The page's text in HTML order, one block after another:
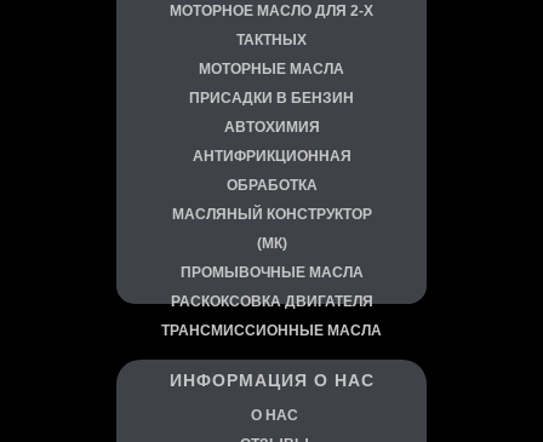
МОТОРНОЕ МАСЛО ДЛЯ 2-Х
ТАКТНЫХ
МОТОРНЫЕ МАСЛА
ПРИСАДКИ В БЕНЗИН
АВТОХИМИЯ
АНТИФРИКЦИОННАЯ
ОБРАБОТКА
МАСЛЯНЫЙ КОНСТРУКТОР
(МК)
ПРОМЫВОЧНЫЕ МАСЛА
РАСКОКСОВКА ДВИГАТЕЛЯ
ТРАНСМИССИОННЫЕ МАСЛА
ИНФОРМАЦИЯ О НАС
О НАС